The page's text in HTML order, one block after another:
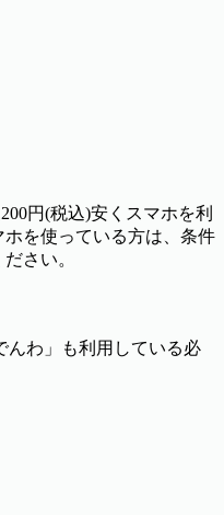
円(税込)安くスマホを利
を使っている方は、条件
さい。
んわ」も利用している必